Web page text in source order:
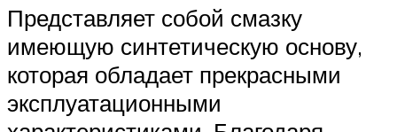
Представляет собой смазку
имеющую синтетическую основу,
которая обладает прекрасными
эксплуатационными